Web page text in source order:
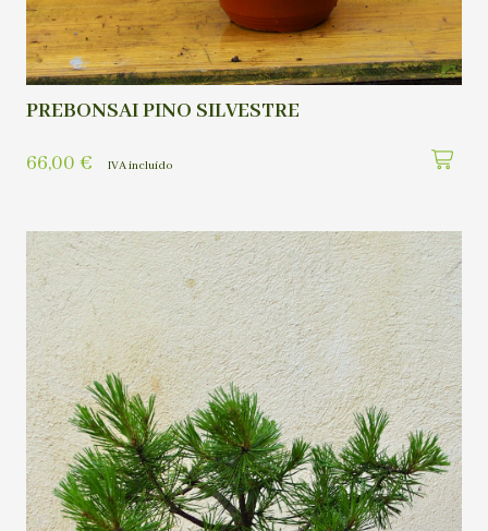
PREBONSAI PINO SILVESTRE
66,00 € IVA incluído